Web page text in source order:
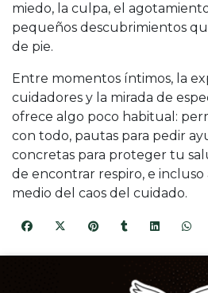
miedo, la culpa, el
pequeños descubrimientos
de pie.
Entre momentos íntimos, la
cuidadores y la mirada de
ofrece algo poco habitual:
con todo, pautas para pedir
concretas para proteger tu
de encontrar respiro, e
medio del caos del cuidado.